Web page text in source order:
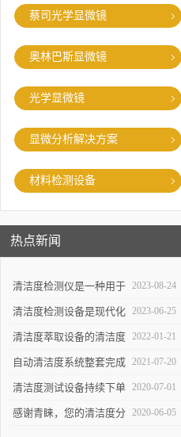
蔡司光学显微镜
奥林巴斯显微镜
光学显微镜
显微分析解决方案
材料检测设备
热点新闻
清洁度检测仪是一种用于
评估物体表面清洁程度的
重要工具
2023-08-24
清洁度检测设备是现代化
生产中*一环
2023-06-25
清洁度萃取设备的清洁度
测试对于不同系统的组件
有不同的意义
2022-01-21
自动清洁度系统整套完成
交付——吉林客户
2021-07-20
清洁度测试设备持续下单 2020-07-01
感谢青睐，您的清洁度分 2020-06-05